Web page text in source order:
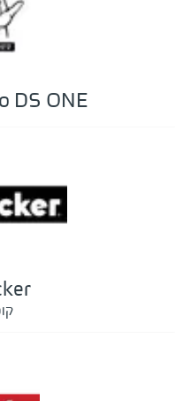
DS ONE סטודיו לאימוני כושר